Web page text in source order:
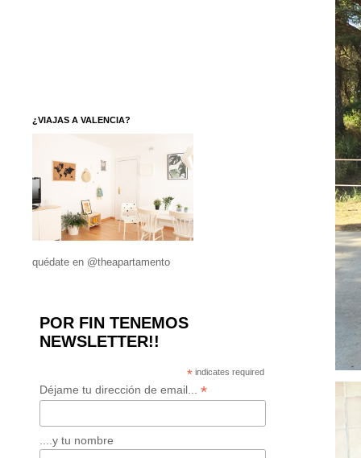
¿VIAJAS A VALENCIA?
quédate en @theapartamento
POR FIN TENEMOS
NEWSLETTER!!
* indicates required
Déjame tu dirección de email... *
....y tu nombre